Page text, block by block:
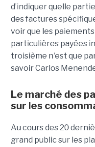
d’indiquer quelle
des factures
voir que les
particulières payées
troisième n'est que
savoir Carlos
Le marché des
sur les
Au cours des 20
grand public sur les